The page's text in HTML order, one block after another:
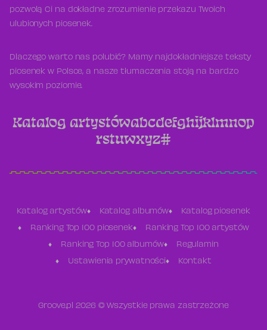
pozwolą Ci na dokładne zrozumienie przekazu Twoich
ulubionych piosenek.
Dlaczego warto nas polubić? Mamy najdokładniejsze teksty
piosenek w Polsce, a nasze tłumaczenia stoją na bardzo
wysokim poziomie.
Katalog artystówabcdefghijklmnop
rstuwxyz#
Katalog artystów Katalog albumów Katalog piosenek
Ranking Top 100 piosenek Ranking Top 100 artystów
Ranking Top 100 albumów Regulamin
Ustawienia prywatności Kontakt
Groove.pl 2026 © Wszystkie prawa zastrzeżone